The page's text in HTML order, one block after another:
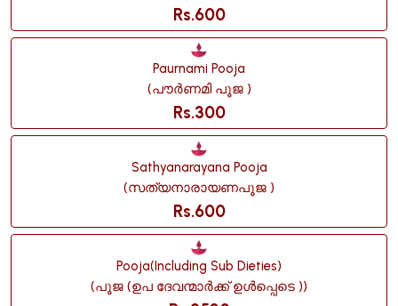
Rs.600
Paurnami Pooja
(പൗർണമി പൂജ )
Rs.300
Sathyanarayana Pooja
(സത്യനാരായണപൂജ )
Rs.600
Pooja(including Sub Dieties)
(പൂജ (ഉപ ദേവന്മാർക്ക് ഉൾപ്പെടെ ))